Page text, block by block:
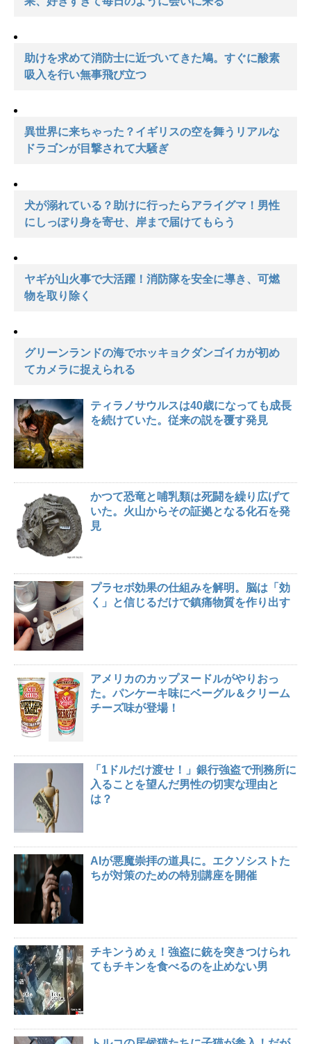
助けを求めて消防士に近づいてきた鳩。すぐに酸素
吸入を行い無事飛び立つ
異世界に来ちゃった？イギリスの空を舞うリアルな
ドラゴンが目撃されて大騒ぎ
犬が溺れている？助けに行ったらアライグマ！男性
にしっぽり身を寄せ、岸まで届けてもらう
ヤギが山火事で大活躍！消防隊を安全に導き、可燃
物を取り除く
グリーンランドの海でホッキョクダンゴイカが初め
てカメラに捉えられる
ティラノサウルスは40歳になっても成長
を続けていた。従来の説を覆す発見
かつて恐竜と哺乳類は死闘を繰り広げて
いた。火山からその証拠となる化石を発
見
プラセボ効果の仕組みを解明。脳は「効
く」と信じるだけで鎮痛物質を作り出す
アメリカのカップヌードルがやりおっ
た。パンケーキ味にベーグル＆クリーム
チーズ味が登場！
「1ドルだけ渡せ！」銀行強盗で刑務所に
入ることを望んだ男性の切実な理由と
は？
AIが悪魔崇拝の道具に。エクソシストた
ちが対策のための特別講座を開催
チキンうめぇ！強盗に銃を突きつけられ
てもチキンを食べるのを止めない男